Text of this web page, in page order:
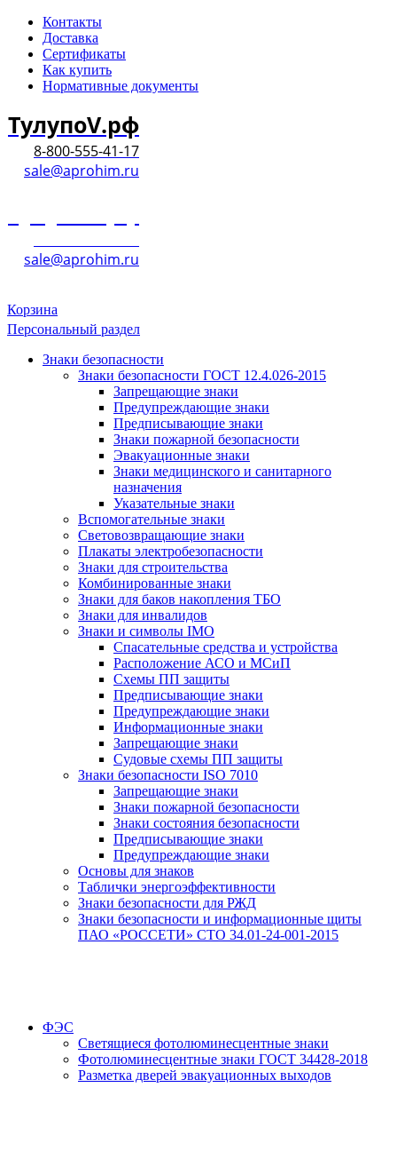
Контакты
Доставка
Сертификаты
Как купить
Нормативные документы
ТулупоV.рф
8-800-555-41-17
sale@aprohim.ru
sale@aprohim.ru
Корзина
Персональный раздел
Знаки безопасности
Знаки безопасности ГОСТ 12.4.026-2015
Запрещающие знаки
Предупреждающие знаки
Предписывающие знаки
Знаки пожарной безопасности
Эвакуационные знаки
Знаки медицинского и санитарного
назначения
Указательные знаки
Вспомогательные знаки
Световозвращающие знаки
Плакаты электробезопасности
Знаки для строительства
Комбинированные знаки
Знаки для баков накопления ТБО
Знаки для инвалидов
Знаки и символы IMO
Спасательные средства и устройства
Расположение АСО и МСиП
Схемы ПП защиты
Предписывающие знаки
Предупреждающие знаки
Информационные знаки
Запрещающие знаки
Судовые схемы ПП защиты
Знаки безопасности ISO 7010
Запрещающие знаки
Знаки пожарной безопасности
Знаки состояния безопасности
Предписывающие знаки
Предупреждающие знаки
Основы для знаков
Таблички энергоэффективности
Знаки безопасности для РЖД
Знаки безопасности и информационные щиты
ПАО «РОССЕТИ» СТО 34.01-24-001-2015
ФЭС
Светящиеся фотолюминесцентные знаки
Фотолюминесцентные знаки ГОСТ 34428-2018
Разметка дверей эвакуационных выходов